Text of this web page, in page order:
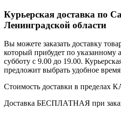
Курьерская доставка по
Ленинградской области
Вы можете заказать доставку
который прибудет по указанному
субботу с 9.00 до 19.00.
предложит выбрать удобное
Стоимость доставки в пределах
Доставка БЕСПЛАТНАЯ при